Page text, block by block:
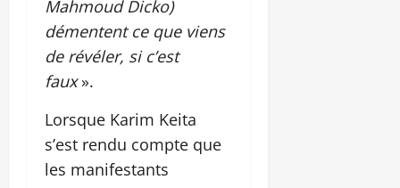
Mahmoud Dicko)
démentent ce que viens
de révéler, si c’est
faux».
Lorsque Karim Keita
s’est rendu compte que
les manifestants